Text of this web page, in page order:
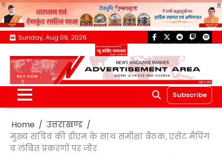
Skip
content
Sunday, Aug 09, 2026 facebook
twitterreddittwitch
Subscribe
Home
उत्तराखण्ड
मुख्य सचिव की डीएम के साथ समीक्षा बैठक, एसेट मैपिंग
व लंबित प्रकरणों पर जोर